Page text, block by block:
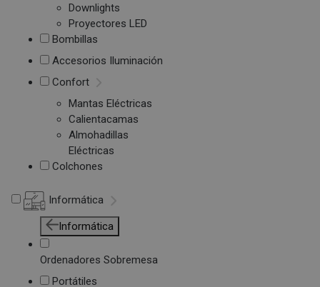
Downlights
Proyectores LED
Bombillas
Accesorios Iluminación
Confort
Mantas Eléctricas
Calientacamas
Almohadillas
Eléctricas
Colchones
Informática
Informática
Ordenadores Sobremesa
Portátiles